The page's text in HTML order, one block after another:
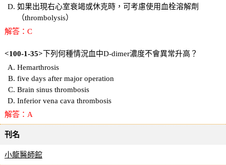
如果出現右心室衰竭或休克時，可考慮使用血栓溶解劑
（thrombolysis）
解答：C
<100-1-35>下列何種情況血中D-dimer濃度不會異常升高？
Hemarthrosis
five days after major operation
Brain sinus thrombosis
Inferior vena cava thrombosis
解答：A
刊名
小龍醫師館